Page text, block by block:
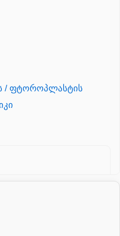
/ ფტოროპლასტის